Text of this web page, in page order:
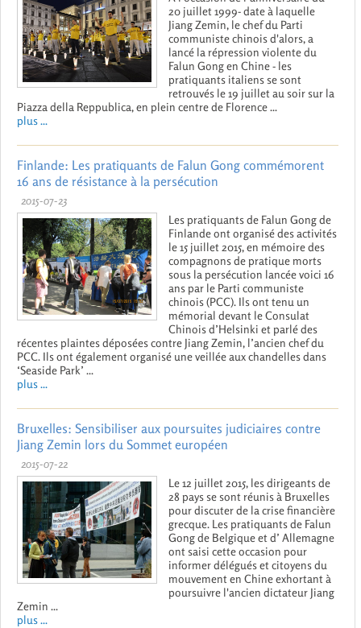
20 juillet 1999- date à laquelle
Jiang Zemin, le chef du Parti
communiste chinois d'alors, a
lancé la répression violente du
Falun Gong en Chine - les
pratiquants italiens se sont
retrouvés le 19 juillet au soir sur la
Piazza della Reppublica, en plein centre de Florence ...
plus ...
Finlande: Les pratiquants de Falun Gong commémorent
16 ans de résistance à la persécution
2015-07-23
Les pratiquants de Falun Gong de
Finlande ont organisé des activités
le 15 juillet 2015, en mémoire des
compagnons de pratique morts
sous la persécution lancée voici 16
ans par le Parti communiste
chinois (PCC). Ils ont tenu un
mémorial devant le Consulat
Chinois d’Helsinki et parlé des
récentes plaintes déposées contre Jiang Zemin, l’ancien chef du
PCC. Ils ont également organisé une veillée aux chandelles dans
‘Seaside Park’ ...
plus ...
Bruxelles: Sensibiliser aux poursuites judiciaires contre
Jiang Zemin lors du Sommet européen
2015-07-22
Le 12 juillet 2015, les dirigeants de
28 pays se sont réunis à Bruxelles
pour discuter de la crise financière
grecque. Les pratiquants de Falun
Gong de Belgique et d’ Allemagne
ont saisi cette occasion pour
informer délégués et citoyens du
mouvement en Chine exhortant à
poursuivre l'ancien dictateur Jiang
Zemin ...
plus ...